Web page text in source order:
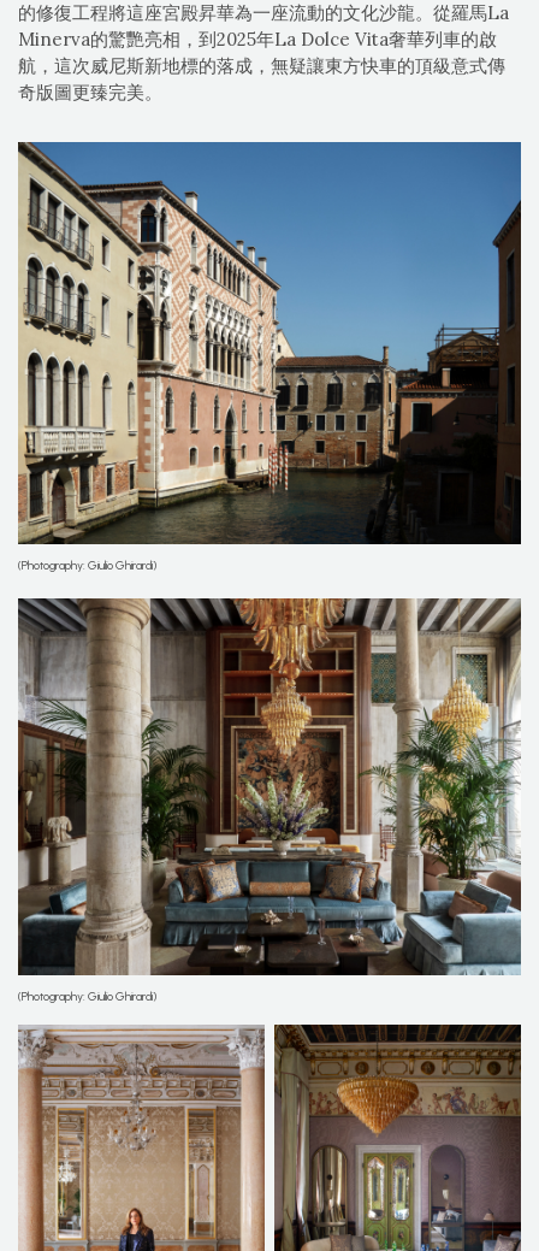
的修復工程將這座宮殿昇華為一座流動的文化沙龍。從羅馬La
Minerva的驚艷亮相，到2025年La Dolce Vita奢華列車的啟
航，這次威尼斯新地標的落成，無疑讓東方快車的頂級意式傳
奇版圖更臻完美。
(Photography: Giulio Ghirardi)
(Photography: Giulio Ghirardi)